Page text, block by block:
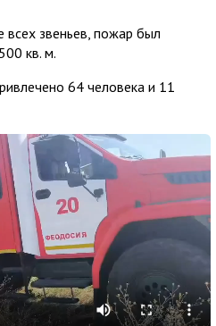
всех звеньев, пожар был
кв. м.
64 человека и 11